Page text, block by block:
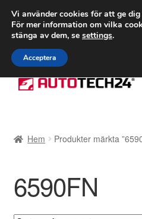
FRAKT
Ring 766 924
Hoppa
till
Hoppa
till
Betalningar
Integritetspolicy
Klagomål
Hem Produkter märkta
6590FN
Vi använder cookies för att ge
För mer information om vilka
stänga av dem, se settings.
Acceptera